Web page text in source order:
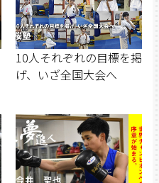
10人それぞれの目標を掲
げ、いざ全国大会へ